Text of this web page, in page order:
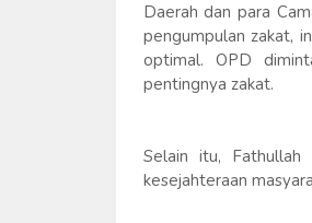
Daerah dan para
pengumpulan zakat,
optimal. OPD
pentingnya zakat.
Selain itu, Fathullah
kesejahteraan